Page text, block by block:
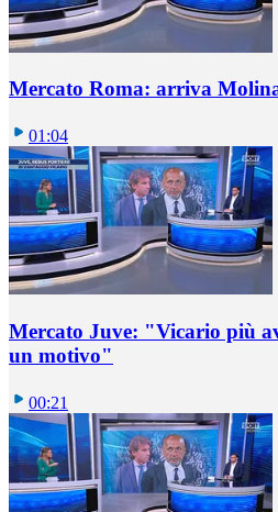
Mercato Roma: arriva
01:04
Mercato Juve: "Vicario più
un motivo"
00:21